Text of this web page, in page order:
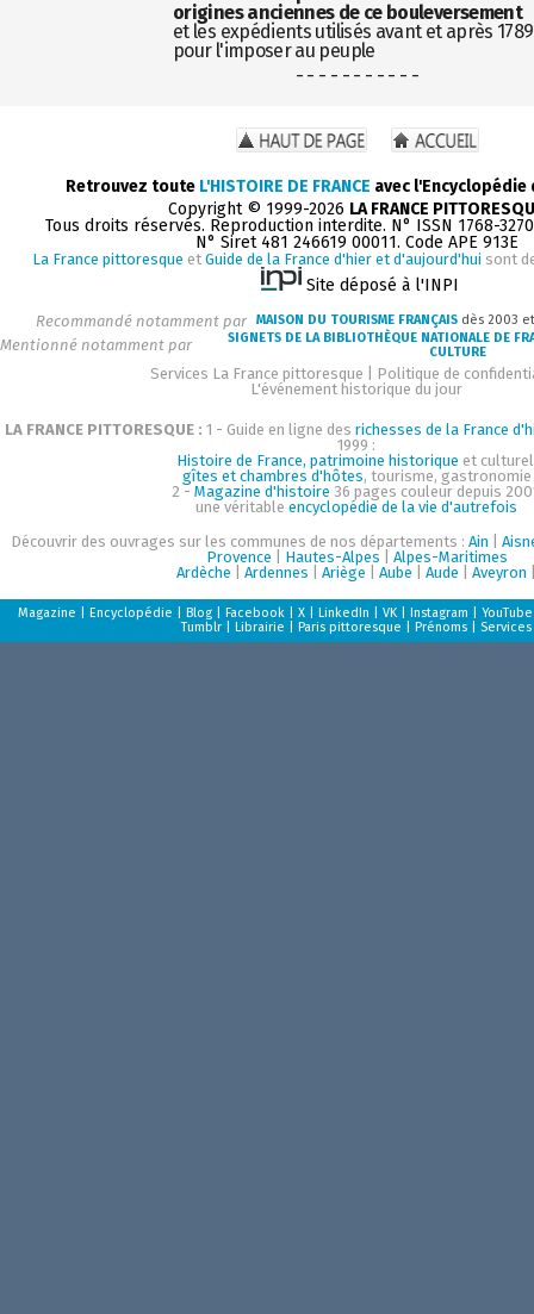
origines anciennes de ce bouleversement
et les expédients utilisés avant et après 1789
pour l'imposer au peuple
- - - - - - - - - - -
Retrouvez toute L'HISTOIRE DE FRANCE avec
Copyright © 1999-2026 LA FRANCE
Tous droits réservés. Reproduction interdite. N° ISSN 1768-
N° Siret 481 246619 00011. Code APE 913E
La France pittoresque et Guide de la France d'hier et d'aujourd'hui sont
Site déposé à l'INPI
Recommandé notamment par MAISON DU TOURISME FRANÇAIS dès 2003
Mentionné notamment par
SIGNETS DE LA BIBLIOTHÈQUE NATIONALE DE
CULTURE
Services La France pittoresque
Politique de
L'événement historique du jour
LA FRANCE PITTORESQUE : 1 - Guide en ligne des richesses de la France
1999 :
Histoire de France, patrimoine historique et
gîtes et chambres d'hôtes, tourisme, gastronomie
2 - Magazine d'histoire 36 pages couleur depuis
une véritableencyclopédie de la vie d'autrefois
Découvrir des ouvrages sur les communes de nos départements :Ain |
Provence
Hautes-Alpes
Alpes-Maritimes
Ardèche |Ardennes |Ariège |Aube |Aude |Aveyron
Magazine |Encyclopédie |Blog |Facebook |X |LinkedIn |VK |Instagram |YouTube
Tumblr |Librairie |Paris pittoresque |Prénoms Services